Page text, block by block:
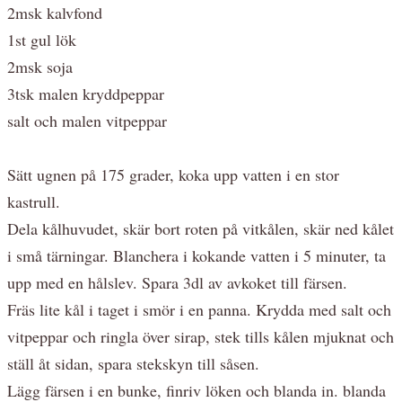
2msk kalvfond
1st gul lök
2msk soja
3tsk malen kryddpeppar
salt och malen vitpeppar
Sätt ugnen på 175 grader, koka upp vatten i en stor
kastrull.
Dela kålhuvudet, skär bort roten på vitkålen, skär ned kålet
i små tärningar. Blanchera i kokande vatten i 5 minuter, ta
upp med en hålslev. Spara 3dl av avkoket till färsen.
Fräs lite kål i taget i smör i en panna. Krydda med salt och
vitpeppar och ringla över sirap, stek tills kålen mjuknat och
ställ åt sidan, spara stekskyn till såsen.
Lägg färsen i en bunke, finriv löken och blanda in. blanda